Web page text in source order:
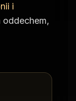
i
oddechem,